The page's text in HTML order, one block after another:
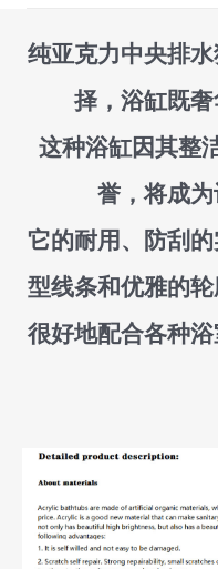
纯亚克力中央排
择，浴缸既奢
这种浴缸因其整
誉，将成为
它的耐用、防刮
型线条和优雅的
很好地配合各种